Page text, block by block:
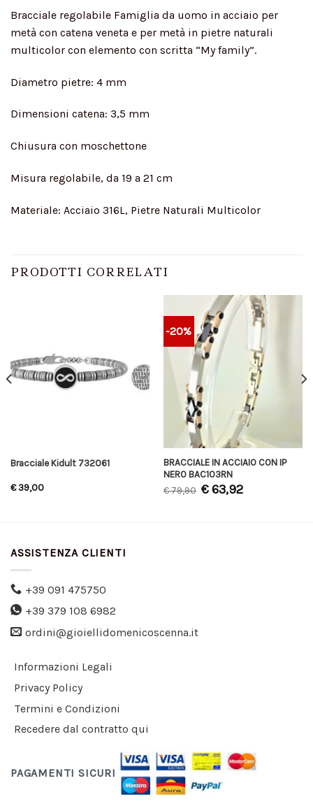
Bracciale regolabile Famiglia da uomo in acciaio per
metà con catena veneta e per metà in pietre naturali
multicolor con elemento con scritta “My family”.
Diametro pietre: 4 mm
Dimensioni catena: 3,5 mm
Chiusura con moschettone
Misura regolabile, da 19 a 21 cm
Materiale: Acciaio 316L, Pietre Naturali Multicolor
PRODOTTI CORRELATI
Bracciale Kidult 732061
€39,00
-20%
BRACCIALE IN ACCIAIO CON IP
NERO BAC103RN
€79,90 €63,92
ASSISTENZA CLIENTI
+39 091 475750
+39 379 108 6982
ordini@gioiellidomenicoscenna.it
Informazioni Legali
Privacy Policy
Termini e Condizioni
Recedere dal contratto qui
PAGAMENTI SICURI